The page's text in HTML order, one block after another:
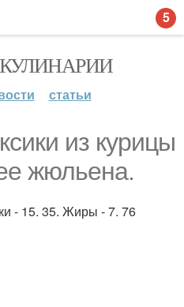
статьи
из курицы
жюльена.
- 15. 35. Жиры - 7. 76
5